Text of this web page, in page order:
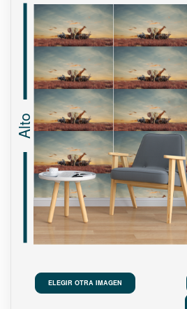
Alto
ELEGIR OTRA IMAGEN